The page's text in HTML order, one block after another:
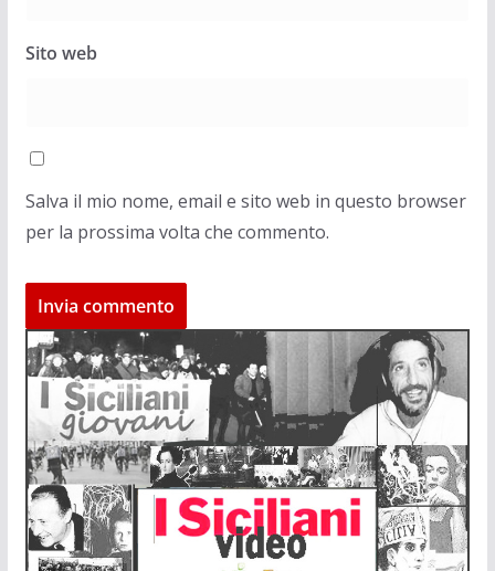
Sito web
Salva il mio nome, email e sito web in questo browser
per la prossima volta che commento.